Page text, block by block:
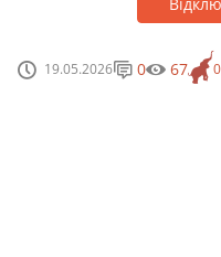
19.05.2026 0
0 67